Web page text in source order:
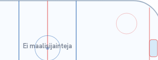
Ei maalisijainteja